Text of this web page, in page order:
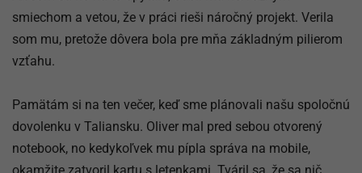
smiechom a vetou, že v práci rieši náročný projekt. Verila
som mu, pretože dôvera bola pre mňa základným pilierom
vzťahu.
Pamätám si na ten večer, keď sme plánovali našu spoločnú
dovolenku v Taliansku. Oliver mal pred sebou otvorený
notebook, no kedykoľvek mu pípla správa na mobile,